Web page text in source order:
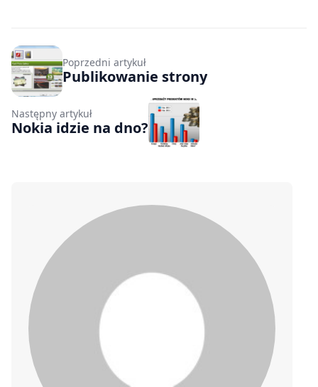
Poprzedni artykuł
Publikowanie strony
Następny artykuł
Nokia idzie na dno?